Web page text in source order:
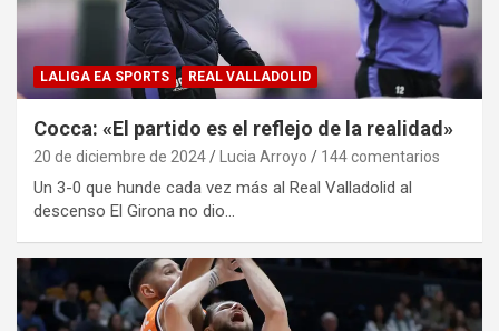
LALIGA EA SPORTS REAL VALLADOLID
Cocca: «El partido es el reflejo de la realidad»
20 de diciembre de 2024 Lucia Arroyo 144 comentarios
Un 3-0 que hunde cada vez más al Real Valladolid al
descenso El Girona no dio…